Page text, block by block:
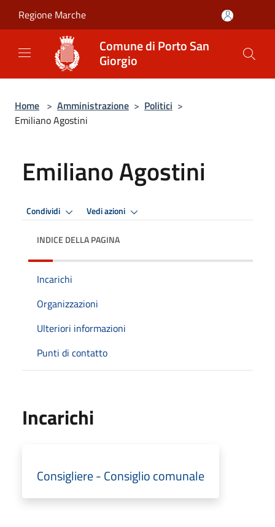
Regione Marche
Comune di Porto San
Giorgio
Home > Amministrazione > Politici >
Emiliano Agostini
Emiliano Agostini
Condividi Vedi azioni
INDICE DELLA PAGINA
Incarichi
Organizzazioni
Ulteriori informazioni
Punti di contatto
Incarichi
Consigliere - Consiglio comunale